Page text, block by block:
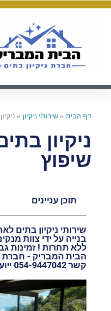
דף הבית » שירותי ניקיון »
ניקיון
שיפוץ
תוכן עניינים
שירותי ניקיון בתים
בנייה על ידי צוות
ללא תחרות ! זמינות
הבית המבריק - חברת
קשר 054-9447042 ייועץ והצעת מחיר חינם.